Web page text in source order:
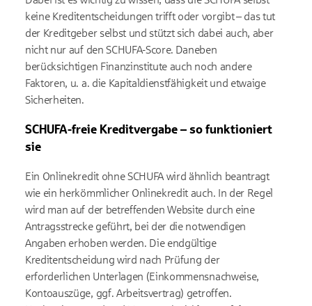
keine Kreditentscheidungen trifft oder vorgibt – das tut
der Kreditgeber selbst und stützt sich dabei auch, aber
nicht nur auf den SCHUFA-Score. Daneben
berücksichtigen Finanzinstitute auch noch andere
Faktoren, u. a. die Kapitaldienstfähigkeit und etwaige
Sicherheiten.
SCHUFA-freie Kreditvergabe – so funktioniert
sie
Ein Onlinekredit ohne SCHUFA wird ähnlich beantragt
wie ein herkömmlicher Onlinekredit auch. In der Regel
wird man auf der betreffenden Website durch eine
Antragsstrecke geführt, bei der die notwendigen
Angaben erhoben werden. Die endgültige
Kreditentscheidung wird nach Prüfung der
erforderlichen Unterlagen (Einkommensnachweise,
Kontoauszüge, ggf. Arbeitsvertrag) getroffen.